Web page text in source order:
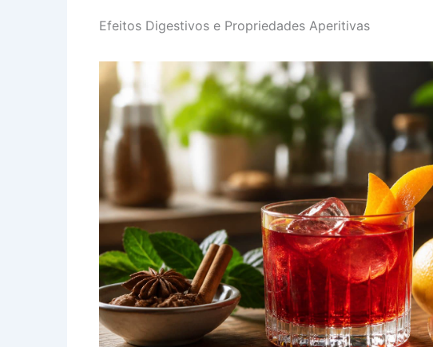
Efeitos Digestivos e Propriedades Aperitivas